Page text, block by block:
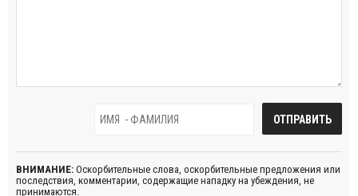
ВНИМАНИЕ: Оскорбительные слова, оскорбительные предложения или
последствия, комментарии, содержащие нападку на убеждения, не
принимаются.